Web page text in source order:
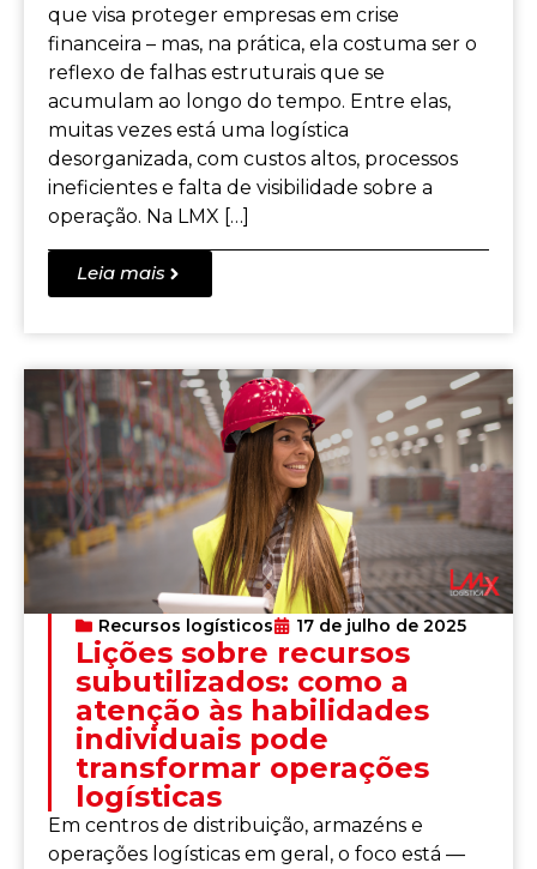
que visa proteger empresas em crise
financeira – mas, na prática, ela costuma ser o
reflexo de falhas estruturais que se
acumulam ao longo do tempo. Entre elas,
muitas vezes está uma logística
desorganizada, com custos altos, processos
ineficientes e falta de visibilidade sobre a
operação. Na LMX […]
Leia mais
Recursos logísticos 17 de julho de 2025
Lições sobre recursos
subutilizados: como a
atenção às habilidades
individuais pode
transformar operações
logísticas
Em centros de distribuição, armazéns e
operações logísticas em geral, o foco está —